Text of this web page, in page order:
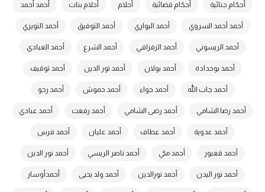
أحكام جنائية أحكام قضائية أحلام أحلام بنات أحمد أحمد
أحمد أحمد السروي أحمد البواري أحمد التوفيق أحمد التويزي
أحمد الريسوني أحمد الزفزافي أحمد الشرع أحمد العبادي
أحمد بوحدادة أحمد بولان أحمد تور الدين أحمد توقيف
أحمد جاب الله أحمد جواء أحمد حموش أحمد رحو
أحمد رضا الشامي أحمد رضى الشامي أحمد رفعت أحمد عبادي
أحمد عدوية أحمد عطاف أحمد عليان أحمد فرس
أحمد قعبور أحمد مكي أحمد ناصر الريسي أحمد نور الدين
أحمد نور اليدن أحمد نورالدين أحمد ولد يحيى أحمدأوسار